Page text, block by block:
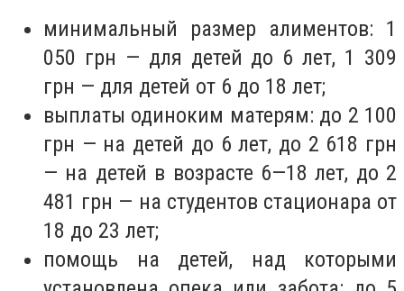
минимальный размер алиментов: 1
050 грн — для детей до 6 лет, 1 309
грн — для детей от 6 до 18 лет;
выплаты одиноким матерям: до 2 100
грн — на детей до 6 лет, до 2 618 грн
— на детей в возрасте 6—18 лет, до 2
481 грн — на студентов стационара от
18 до 23 лет;
помощь на детей, над которыми